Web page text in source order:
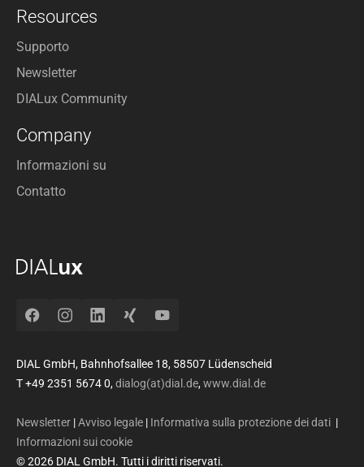
Resources
Supporto
Newsletter
DIALux Community
Company
Informazioni su
Contatto
FacebookInstagramLinkedInXing YouTube
DIAL GmbH, Bahnhofsallee 18, 58507 Lüdenscheid
T +49 2351 5674 0,dialog(at)dial.de,www.dial.de
Newsletter |Avviso legale | Informativa sulla protezione dei dati |
Informazioni sui cookie
© 2026 DIAL GmbH. Tutti i diritti riservati.